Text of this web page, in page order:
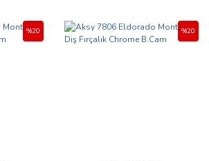
%20 %20